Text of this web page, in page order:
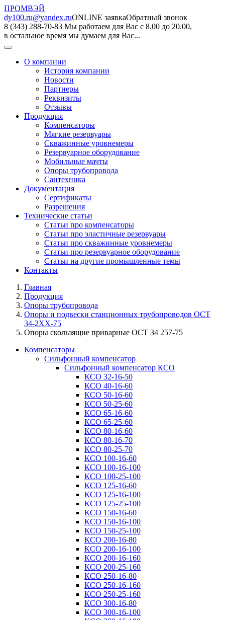
ПРОМВЭЙ
dy100.ru@yandex.ruONLINE заявкаОбратный звонок
8 (343) 288-70-83 Мы работаем для Вас с 8.00 до 20.00,
в остальное время мы думаем для Вас...
О компании
История компании
Новости
Партнеры
Реквизиты
Отзывы
Продукция
Компенсаторы
Мягкие резервуары
Скважинные уровнемеры
Резервуарное оборудование
Мобильные мачты
Опоры трубопровода
Сантехника
Документация
Сертификаты
Разрешения
Технические статьи
Статьи про компенсаторы
Статьи про эластичные резервуары
Статьи про скважинные уровнемеры
Статьи про резервуарное оборудование
Статьи на другие промышленные темы
Контакты
Главная
Продукция
Опоры трубопровода
Опоры и подвески станционных трубопроводов ОСТ
34-2XX-75
Опоры скользящие приварные ОСТ 34 257-75
Компенсаторы
Сильфонный компенсатор
Сильфонный компенсатор КСО
КСО 32-16-50
КСО 40-16-60
КСО 50-16-60
КСО 50-25-60
КСО 65-16-60
КСО 65-25-60
КСО 80-16-60
КСО 80-16-70
КСО 80-25-70
КСО 100-16-60
КСО 100-16-100
КСО 100-25-100
КСО 125-16-60
КСО 125-16-100
КСО 125-25-100
КСО 150-16-60
КСО 150-16-100
КСО 150-25-100
КСО 200-16-80
КСО 200-16-100
КСО 200-16-160
КСО 200-25-160
КСО 250-16-80
КСО 250-16-160
КСО 250-25-160
КСО 300-16-80
КСО 300-16-100